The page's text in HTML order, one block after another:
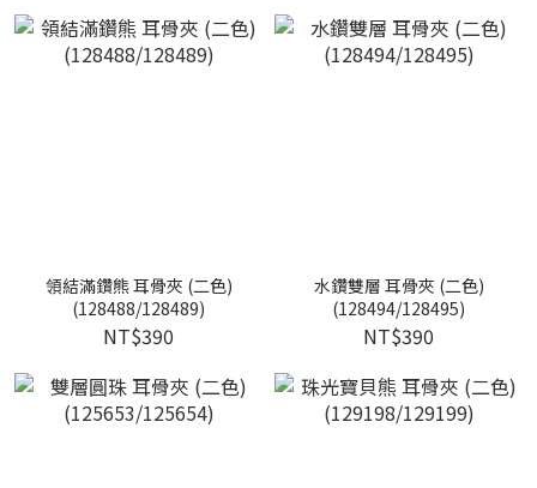
領結滿鑽熊 耳骨夾 (二色)
(128488/128489)
NT$390
水鑽雙層 耳骨夾 (二色)
(128494/128495)
NT$390